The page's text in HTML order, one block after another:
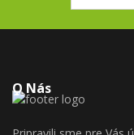
O Nás